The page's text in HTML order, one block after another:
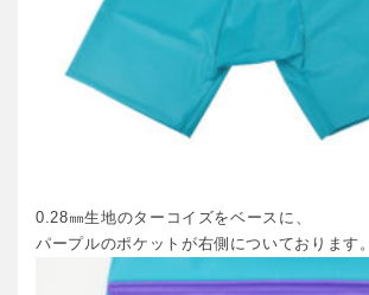
0.28㎜生地のターコイズをベースに、
パープルのポケットが右側についております。